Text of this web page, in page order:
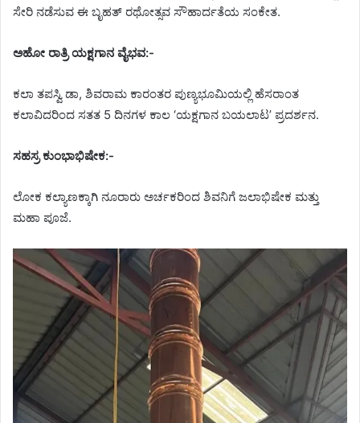
ಸೇರಿ ನಡೆಸುವ ಈ ಬೃಹತ್ ರಥೋತ್ಸವ ಸೌಹಾರ್ದತೆಯ ಸಂಕೇತ.
ಅಹೋ ರಾತ್ರಿ ಯಕ್ಷಗಾನ ವೈಭವ:-
ಕಲಾ ತಪಸ್ವಿ ಡಾ, ಶಿವರಾಮ ಕಾರಂತರ ಪುಣ್ಯಭೂಮಿಯಲ್ಲಿ ಹೆಸರಾಂತ
ಕಲಾವಿದರಿಂದ ಸತತ 5 ದಿನಗಳ ಕಾಲ ‘ಯಕ್ಷಗಾನ ಬಯಲಾಟ’ ಪ್ರದರ್ಶನ.
ಸಹಸ್ರ ಕುಂಭಾಭಿಷೇಕ:-
ಲೋಕ ಕಲ್ಯಾಣಕ್ಕಾಗಿ ನೂರಾರು ಅರ್ಚಕರಿಂದ ಶಿವನಿಗೆ ಜಲಾಭಿಷೇಕ ಮತ್ತು
ಮಹಾ ಪೂಜೆ.